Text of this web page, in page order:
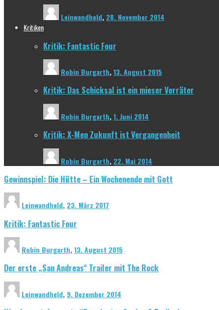
Leinwandheld, 28. November 2014
Kritiken
Kritik: Fantastic Four
Robin Burgarth,13. August 2015
Kritik: Das Schicksal ist ein mieser Verräter
Robin Burgarth,1. Juni 2014
Kritik: X-Men Zukunft ist Vergangenheit
Robin Burgarth, 22. Mai 2014
Gewinnspiel: Die Hütte – Ein Wochenende mit Gott
Leinwandheld, 23. März 2017
Kritik: Fantastic Four
Robin Burgarth,13. August 2015
Der erste „San Andreas“ Trailer mit The Rock
Leinwandheld, 9. Dezember 2014